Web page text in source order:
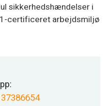
sikkerhedshændelser i
certificeret arbejdsmiljø